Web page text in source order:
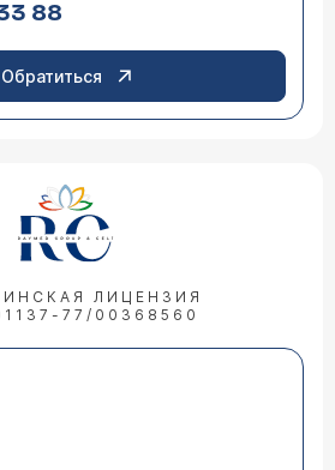
88
Обратиться
ЛИЦЕНЗИЯ
77/00368560